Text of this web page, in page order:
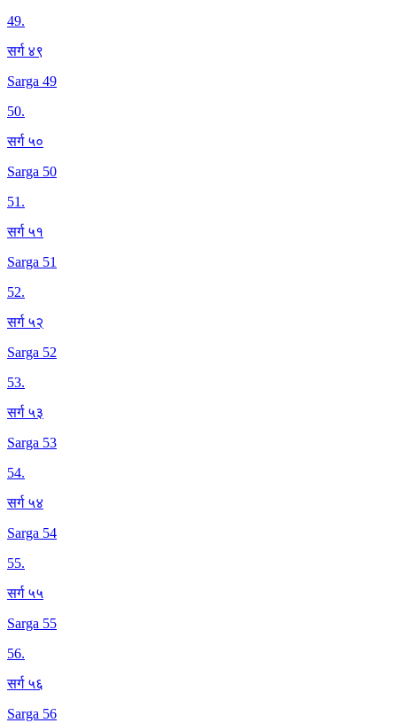
49.
सर्ग ४९
Sarga 49
50.
सर्ग ५०
Sarga 50
51.
सर्ग ५१
Sarga 51
52.
सर्ग ५२
Sarga 52
53.
सर्ग ५३
Sarga 53
54.
सर्ग ५४
Sarga 54
55.
सर्ग ५५
Sarga 55
56.
सर्ग ५६
Sarga 56